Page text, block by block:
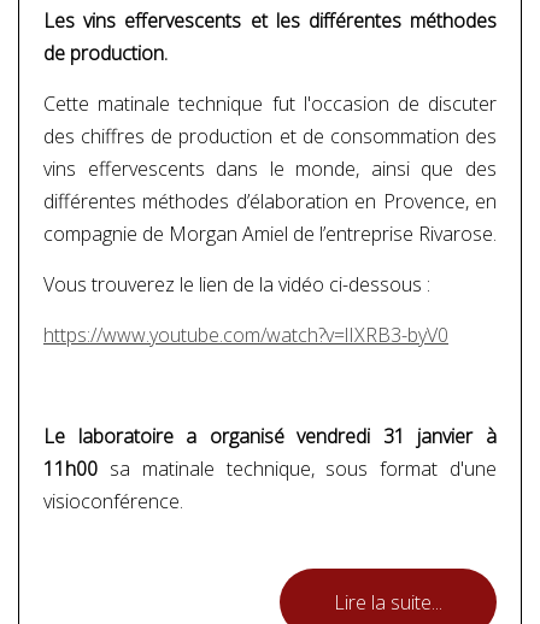
Les vins effervescents et les différentes méthodes
de production.
Cette matinale technique fut l'occasion de discuter
des chiffres de production et de consommation des
vins effervescents dans le monde, ainsi que des
différentes méthodes d’élaboration en Provence, en
compagnie de Morgan Amiel de l’entreprise Rivarose.
Vous trouverez le lien de la vidéo ci-dessous :
https://www.youtube.com/watch?v=lIXRB3-byV0
Le laboratoire a organisé vendredi 31 janvier à
11h00 sa matinale technique, sous format d'une
visioconférence.
Lire la suite...